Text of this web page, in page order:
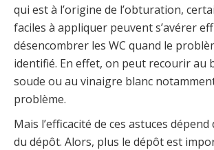
qui est à l’origine de l’obturation,
faciles à appliquer peuvent s’avérer
désencombrer les WC quand le
identifié. En effet, on peut recourir au
soude ou au vinaigre blanc
problème.
Mais l’efficacité de ces astuces dépend
du dépôt. Alors, plus le dépôt est